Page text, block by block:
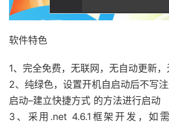
软件特色
1、完全免费，无联网，无自动更新，
2、纯绿色，设置开机自启动后不写
启动–建立快捷方式 的方法进行启动
3、采用.net 4.6.1框架开发，如